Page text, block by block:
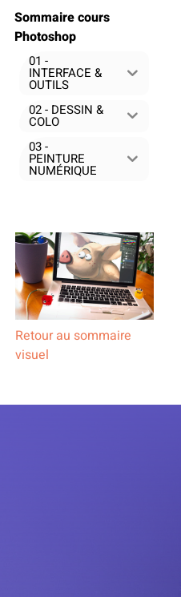
Sommaire cours
Photoshop
01 -
INTERFACE &
OUTILS
02 - DESSIN &
COLO
03 -
PEINTURE
NUMÉRIQUE
Retour au sommaire
visuel